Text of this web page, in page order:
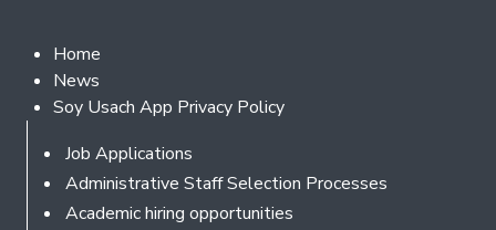
Footer 2
Home
News
Soy Usach App Privacy Policy
Footer
Job Applications
Administrative Staff Selection Processes
Academic hiring opportunities